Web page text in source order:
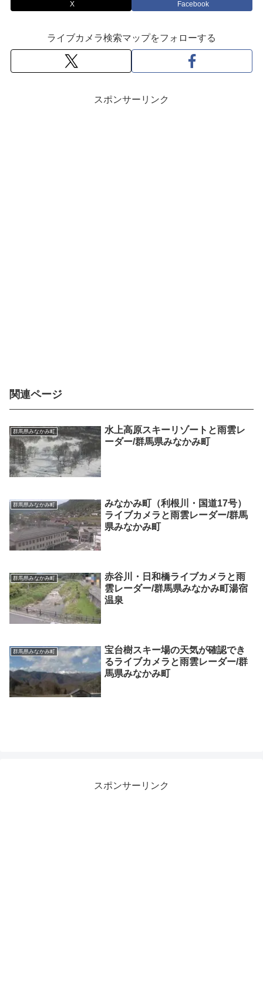
X Facebook
ライブカメラ検索マップをフォローする
スポンサーリンク
関連ページ
群馬県みなかみ町
水上高原スキーリゾートと雨雲レ
ーダー/群馬県みなかみ町
群馬県みなかみ町
みなかみ町（利根川・国道17号）
ライブカメラと雨雲レーダー/群馬
県みなかみ町
群馬県みなかみ町
赤谷川・日和橋ライブカメラと雨
雲レーダー/群馬県みなかみ町湯宿
温泉
群馬県みなかみ町
宝台樹スキー場の天気が確認でき
るライブカメラと雨雲レーダー/群
馬県みなかみ町
スポンサーリンク